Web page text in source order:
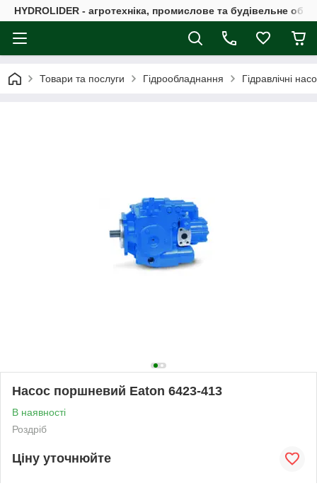
HYDROLIDER - агротехніка, промислове та будівельне
Товари та послуги Гідрообладнання Гідравлічні
Насос поршневий Eaton 6423-413
В наявності
Роздріб
Ціну уточнюйте